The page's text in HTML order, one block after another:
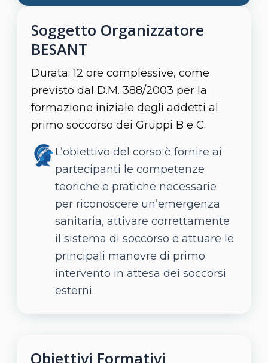
Soggetto Organizzatore
BESANT
Durata: 12 ore complessive, come
previsto dal D.M. 388/2003 per la
formazione iniziale degli addetti al
primo soccorso dei Gruppi B e C.
L’obiettivo del corso è fornire ai
partecipanti le competenze
teoriche e pratiche necessarie
per riconoscere un’emergenza
sanitaria, attivare correttamente
il sistema di soccorso e attuare le
principali manovre di primo
intervento in attesa dei soccorsi
esterni.
Obiettivi Formativi